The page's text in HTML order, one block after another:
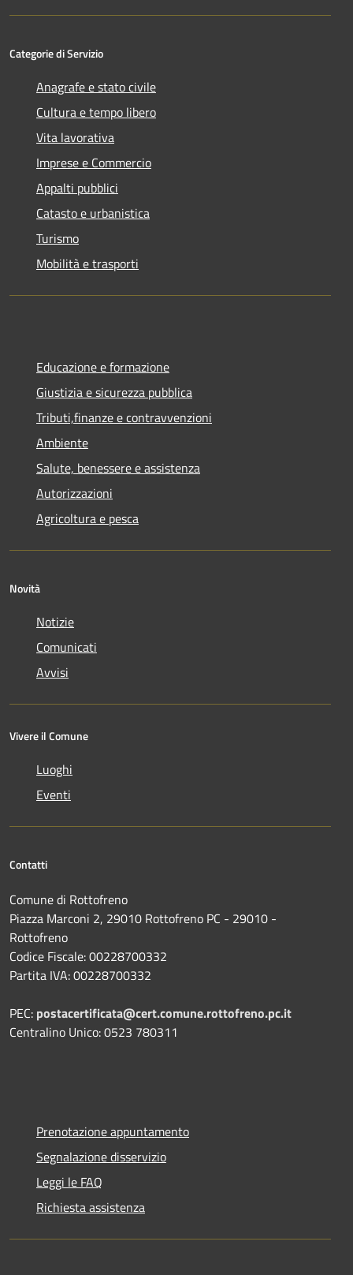
Categorie di Servizio
Anagrafe e stato civile
Cultura e tempo libero
Vita lavorativa
Imprese e Commercio
Appalti pubblici
Catasto e urbanistica
Turismo
Mobilità e trasporti
Educazione e formazione
Giustizia e sicurezza pubblica
Tributi,finanze e contravvenzioni
Ambiente
Salute, benessere e assistenza
Autorizzazioni
Agricoltura e pesca
Novità
Notizie
Comunicati
Avvisi
Vivere il Comune
Luoghi
Eventi
Contatti
Comune di Rottofreno
Piazza Marconi 2, 29010 Rottofreno PC - 29010 -
Rottofreno
Codice Fiscale: 00228700332
Partita IVA: 00228700332
PEC: postacertificata@cert.comune.rottofreno.pc.it
Centralino Unico: 0523 780311
Prenotazione appuntamento
Segnalazione disservizio
Leggi le FAQ
Richiesta assistenza